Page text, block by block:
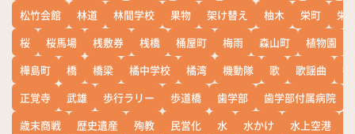
松竹会館 林道 林間学校 果物 架け替え 柚木 栄町
栄
桜
桜馬場 桟敷券 桟橋 桶屋町 梅雨 森山町 植物園
樺島町
橋 橋梁 橘中学校 橘湾 機動隊 歌 歌謡曲
正覚寺
武雄 歩行ラリー 歩道橋 歯学部 歯学部付属病院
歳末商戦
歴史遺産 殉教 民営化 水 水かけ 水上空港